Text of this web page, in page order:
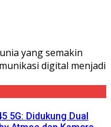
yang semakin
digital menjadi
5G: Didukung Dual